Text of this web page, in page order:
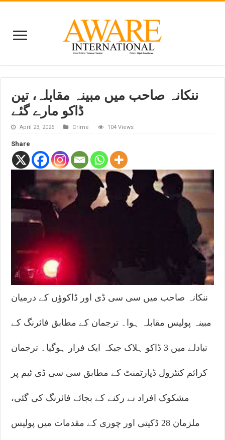
ننکانہ صاحب میں مبینہ مقابلہ، تین
ڈاکو مارے گئے
April 23, 2026 Crime 104 Views
Share
ننکانہ صاحب میں سی سی ڈی اور ڈاکوؤں کے درمیان
مبینہ پولیس مقابلہ ہوا۔ ترجمان کے مطابق فائرنگ کے
تبادلے میں 3 ڈاکو ہلاک جبکہ ایک فرار ہوگیا۔ ترجمان
کرائم کنٹرول ڈپارٹمنٹ کے مطابق سی سی ڈی ٹیم پر
مشکوک افراد نے رکنے کے بجائے فائرنگ کی گئی،
ملزمان 28 ڈکیتی اور چوری کے مقدمات میں پولیس